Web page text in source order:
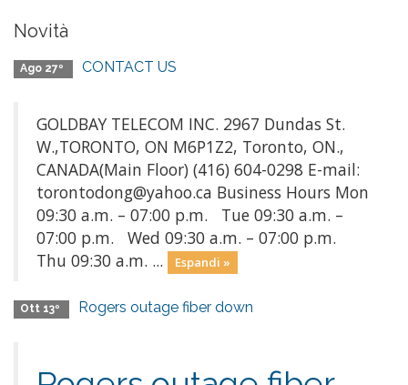
Novità
Ago 27º CONTACT US
GOLDBAY TELECOM INC. 2967 Dundas St.
W.,TORONTO, ON M6P1Z2, Toronto, ON.,
CANADA(Main Floor) (416) 604-0298 E-mail:
torontodong@yahoo.ca Business Hours Mon
09:30 a.m. – 07:00 p.m. Tue 09:30 a.m. –
07:00 p.m. Wed 09:30 a.m. – 07:00 p.m.
Thu 09:30 a.m. ...
Espandi »
Ott 13º Rogers outage fiber down